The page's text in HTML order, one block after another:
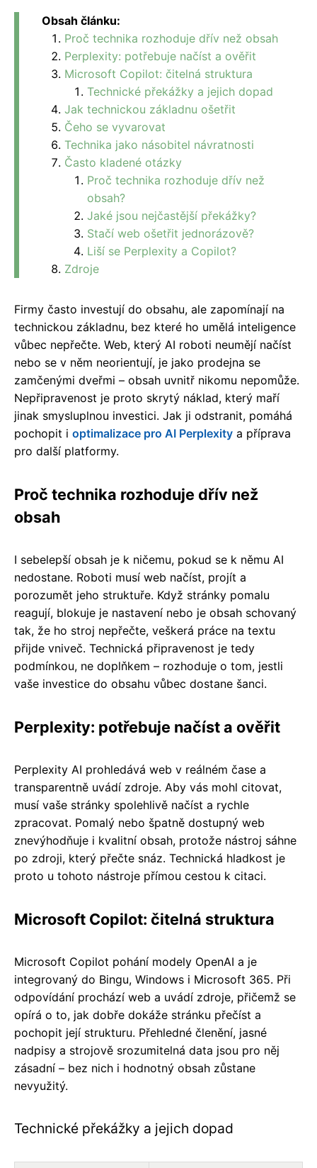
Obsah článku:
Proč technika rozhoduje dřív než obsah
Perplexity: potřebuje načíst a ověřit
Microsoft Copilot: čitelná struktura
Technické překážky a jejich dopad
Jak technickou základnu ošetřit
Čeho se vyvarovat
Technika jako násobitel návratnosti
Často kladené otázky
Proč technika rozhoduje dřív než
obsah?
Jaké jsou nejčastější překážky?
Stačí web ošetřit jednorázově?
Liší se Perplexity a Copilot?
Zdroje
Firmy často investují do obsahu, ale zapomínají na
technickou základnu, bez které ho umělá inteligence
vůbec nepřečte. Web, který AI roboti neumějí načíst
nebo se v něm neorientují, je jako prodejna se
zamčenými dveřmi – obsah uvnitř nikomu nepomůže.
Nepřipravenost je proto skrytý náklad, který maří
jinak smysluplnou investici. Jak ji odstranit, pomáhá
pochopit i optimalizace pro AI Perplexity a příprava
pro další platformy.
Proč technika rozhoduje dřív než
obsah
I sebelepší obsah je k ničemu, pokud se k němu AI
nedostane. Roboti musí web načíst, projít a
porozumět jeho struktuře. Když stránky pomalu
reagují, blokuje je nastavení nebo je obsah schovaný
tak, že ho stroj nepřečte, veškerá práce na textu
přijde vniveč. Technická připravenost je tedy
podmínkou, ne doplňkem – rozhoduje o tom, jestli
vaše investice do obsahu vůbec dostane šanci.
Perplexity: potřebuje načíst a ověřit
Perplexity AI prohledává web v reálném čase a
transparentně uvádí zdroje. Aby vás mohl citovat,
musí vaše stránky spolehlivě načíst a rychle
zpracovat. Pomalý nebo špatně dostupný web
znevýhodňuje i kvalitní obsah, protože nástroj sáhne
po zdroji, který přečte snáz. Technická hladkost je
proto u tohoto nástroje přímou cestou k citaci.
Microsoft Copilot: čitelná struktura
Microsoft Copilot pohání modely OpenAI a je
integrovaný do Bingu, Windows i Microsoft 365. Při
odpovídání prochází web a uvádí zdroje, přičemž se
opírá o to, jak dobře dokáže stránku přečíst a
pochopit její strukturu. Přehledné členění, jasné
nadpisy a strojově srozumitelná data jsou pro něj
zásadní – bez nich i hodnotný obsah zůstane
nevyužitý.
Technické překážky a jejich dopad